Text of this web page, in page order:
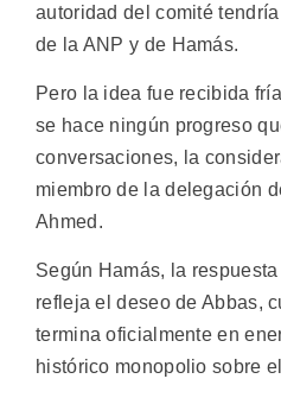
autoridad del comité
de la ANP y de Hamás.
Pero la idea fue recibida
se hace ningún progreso
conversaciones, la
miembro de la delegación
Ahmed.
Según Hamás, la
refleja el deseo de Abbas,
termina oficialmente en
histórico monopolio sobre